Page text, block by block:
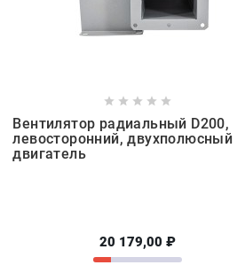
    
Вентилятор радиальный D200,
левосторонний, двухполюсный
двигатель
20 179,00 ₽